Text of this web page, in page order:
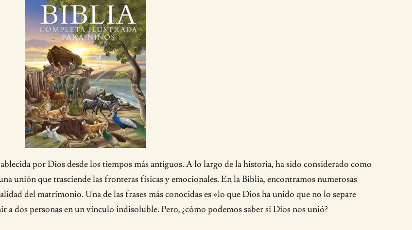
por Dios desde los tiempos más antiguos. A lo largo de la historia, ha sido considerado como
unión que trasciende las fronteras físicas y emocionales. En la Biblia, encontramos numerosas
del matrimonio. Una de las frases más conocidas es «lo que Dios ha unido que no lo separe
a dos personas en un vínculo indisoluble. Pero, ¿cómo podemos saber si Dios nos unió?